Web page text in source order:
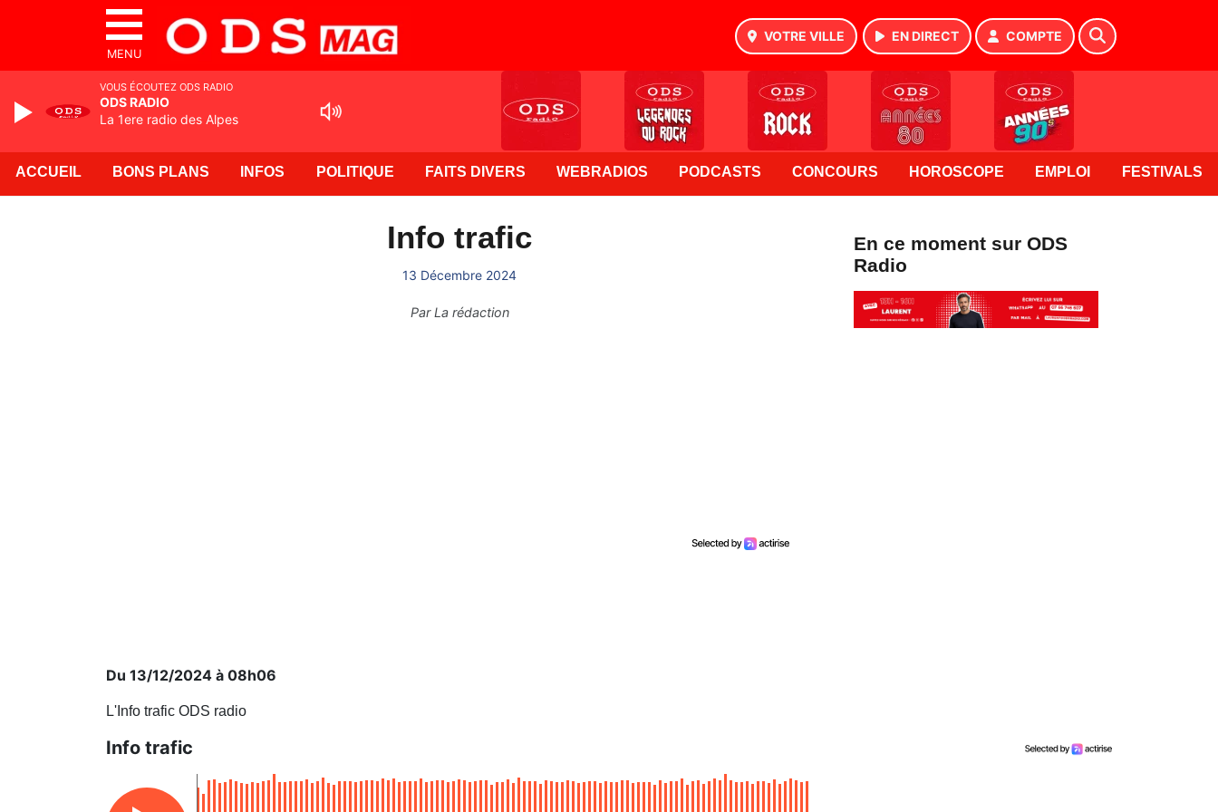
MENU
VOTRE VILLE EN DIRECT COMPTE
ACCUEIL BONS PLANS INFOS POLITIQUE FAITS DIVERS WEBRADIOS PODCASTS CONCOURS HOROSCOPE EMPLOI FESTIVALS
Info trafic
13 Décembre 2024
ParLa rédaction
Du 13/12/2024 à 08h06
L'Info trafic ODS radio
Info trafic
En ce moment sur ODS
Radio
VOUS ÉCOUTEZ ODS RADIO
ODS RADIO
La 1ere radio des Alpes